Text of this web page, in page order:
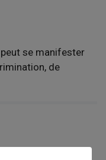
se manifester
de